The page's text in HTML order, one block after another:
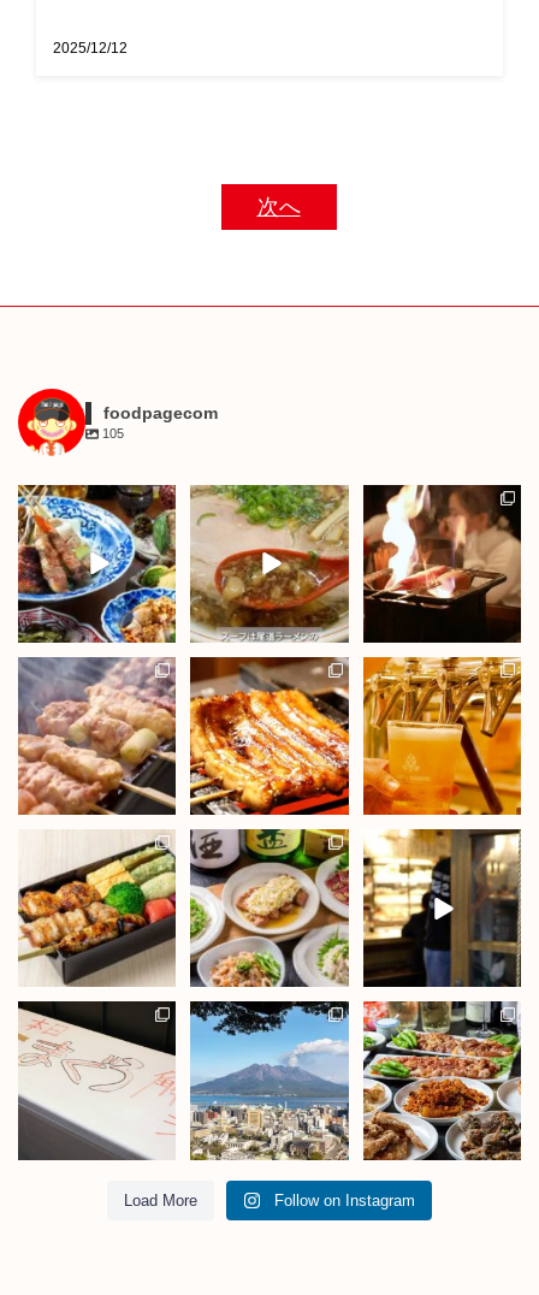
2025/12/12
次へ
foodpagecom
105
Load More Follow on Instagram